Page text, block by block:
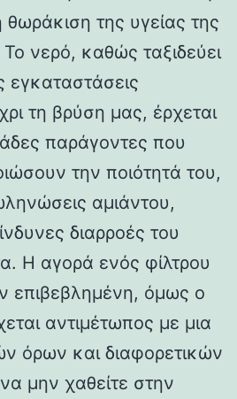
θωράκιση της υγείας της
νερό, καθώς ταξιδεύει
εγκαταστάσεις
τη βρύση μας, έρχεται
παράγοντες που
την ποιότητά του,
αμιάντου,
διαρροές του
Η αγορά ενός φίλτρου
επιβεβλημένη, όμως ο
αντιμέτωπος με μια
όρων και διαφορετικών
μην χαθείτε στην